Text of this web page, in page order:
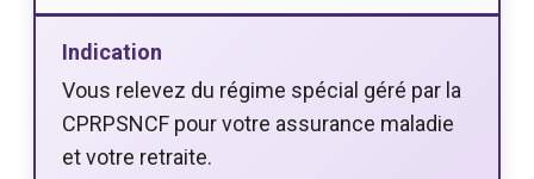
Indication
Vous relevez du régime spécial géré par la
CPRPSNCF pour votre assurance maladie
et votre retraite.